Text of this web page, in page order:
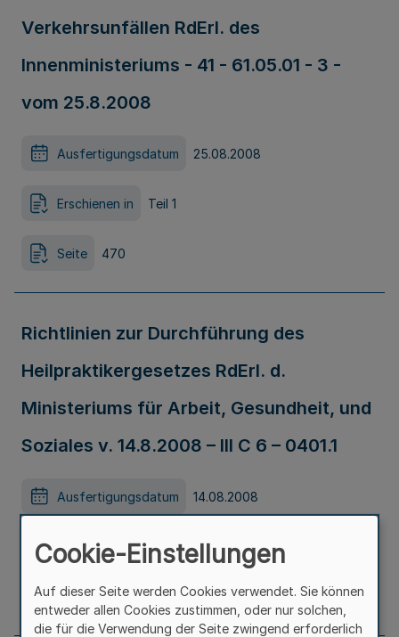
Verkehrsunfällen RdErl. des
Innenministeriums - 41 - 61.05.01 - 3 -
vom 25.8.2008
Ausfertigungsdatum 25.08.2008
Erschienen in Teil 1
Seite 470
Richtlinien zur Durchführung des
Heilpraktikergesetzes RdErl. d.
Ministeriums für Arbeit, Gesundheit, und
Soziales v. 14.8.2008 – III C 6 – 0401.1
Ausfertigungsdatum 14.08.2008
Erschienen in Teil 1
Seite 473
Cookie-Einstellungen
Auf dieser Seite werden Cookies verwendet. Sie können
entweder allen Cookies zustimmen, oder nur solchen,
die für die Verwendung der Seite zwingend erforderlich